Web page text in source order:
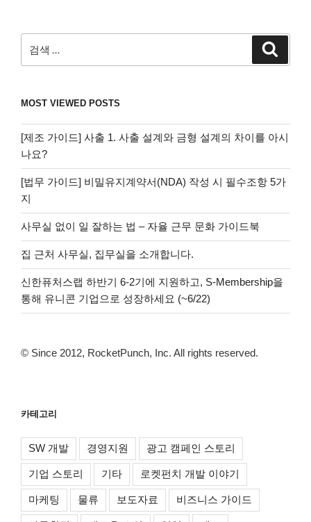
색:
MOST VIEWED POSTS
[제조 가이드] 사출 1. 사출 설계와 금형 설계의 차이를 아시
나요?
[법무 가이드] 비밀유지계약서(NDA) 작성 시 필수조항 5가
지
사무실 없이 일 잘하는 법 – 자율 근무 문화 가이드북
집 근처 사무실, 집무실을 소개합니다.
신한퓨처스랩 하반기 6-2기에 지원하고, S-Membership을
통해 유니콘 기업으로 성장하세요 (~6/22)
© Since 2012, RocketPunch, Inc. All rights reserved.
카테고리
SW 개발 경영지원 광고 캠페인 스토리
기업 스토리 기타 로켓펀치 개발 이야기
마케팅 물류 보도자료 비즈니스 가이드